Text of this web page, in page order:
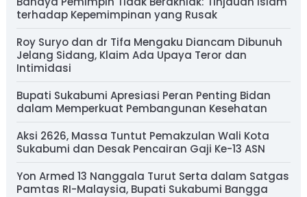
terhadap Kepemimpinan yang Rusak
Roy Suryo dan dr Tifa Mengaku Diancam Dibunuh
Jelang Sidang, Klaim Ada Upaya Teror dan
Intimidasi
Bupati Sukabumi Apresiasi Peran Penting Bidan
dalam Memperkuat Pembangunan Kesehatan
Aksi 2626, Massa Tuntut Pemakzulan Wali Kota
Sukabumi dan Desak Pencairan Gaji Ke-13 ASN
Yon Armed 13 Nanggala Turut Serta dalam Satgas
Pamtas RI-Malaysia, Bupati Sukabumi Bangga